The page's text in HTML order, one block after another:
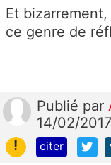
Et
ce genre de
Publié par
14/02/
!
citer